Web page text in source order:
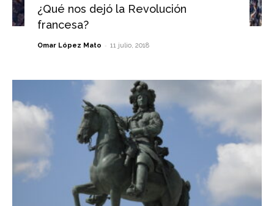
¿Qué nos dejó la Revolución
francesa?
Omar López Mato - 11 julio, 2018